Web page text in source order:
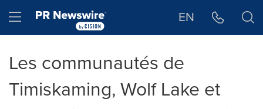
Hamburger menu EN
Les communautés de
Timiskaming, Wolf Lake et